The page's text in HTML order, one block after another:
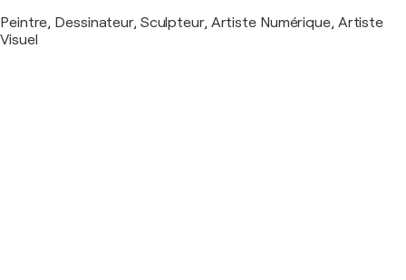
Peintre, Dessinateur, Sculpteur, Artiste Numérique, Artiste
Visuel